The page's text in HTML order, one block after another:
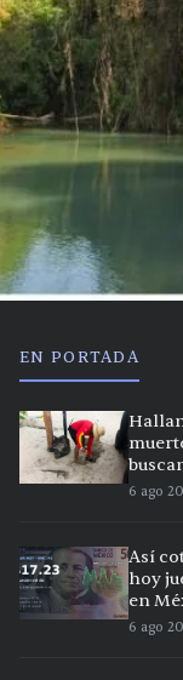
EN PORTADA
6 ago
Así
hoy
en
6 ago